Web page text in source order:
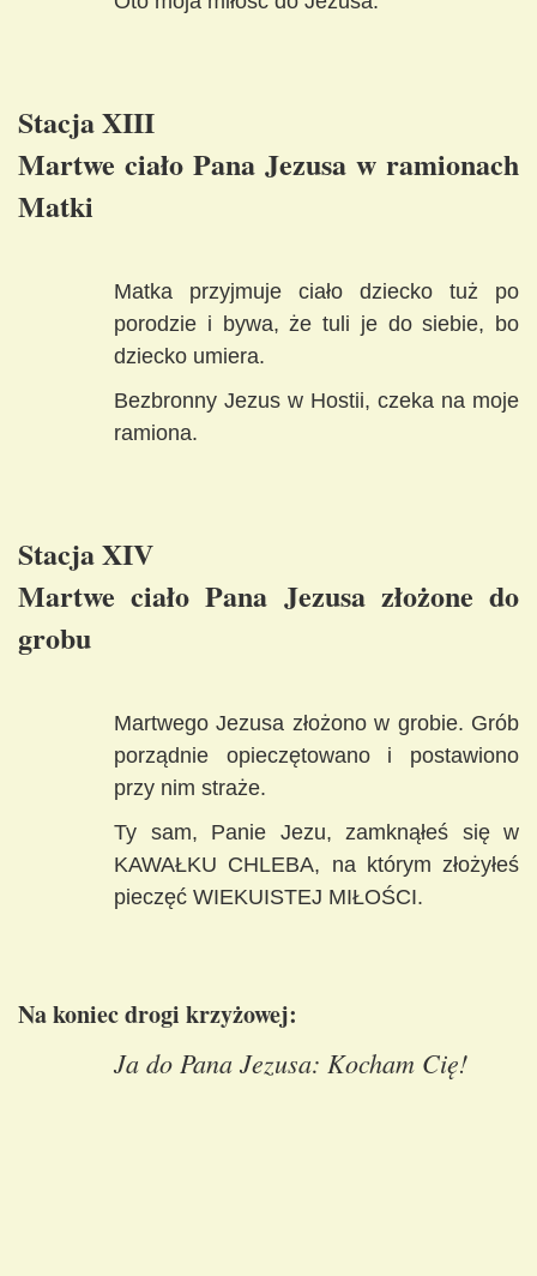
Stacja XIII
Martwe ciało Pana Jezusa w ramionach
Matki
Matka przyjmuje ciało dziecko tuż po
porodzie i bywa, że tuli je do siebie, bo
dziecko umiera.
Bezbronny Jezus w Hostii, czeka na moje
ramiona.
Stacja XIV
Martwe ciało Pana Jezusa złożone do
grobu
Martwego Jezusa złożono w grobie. Grób
porządnie opieczętowano i postawiono
przy nim straże.
Ty sam, Panie Jezu, zamknąłeś się w
KAWAŁKU CHLEBA, na którym złożyłeś
pieczęć WIEKUISTEJ MIŁOŚCI.
Na koniec drogi krzyżowej:
Ja do Pana Jezusa: Kocham Cię!